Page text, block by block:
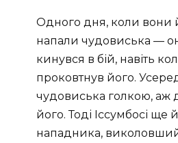
Одного дня, коли вони
напали чудовиська —
кинувся в бій, навіть
проковтнув його.
чудовиська голкою, аж
його. Тоді Іссумбосі ще
нападника,